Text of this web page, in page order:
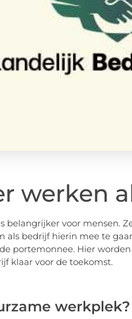
werken
belangrijker voor mensen.
als bedrijf hierin mee te
portemonnee. Hier
klaar voor de toekomst.
werkplek?